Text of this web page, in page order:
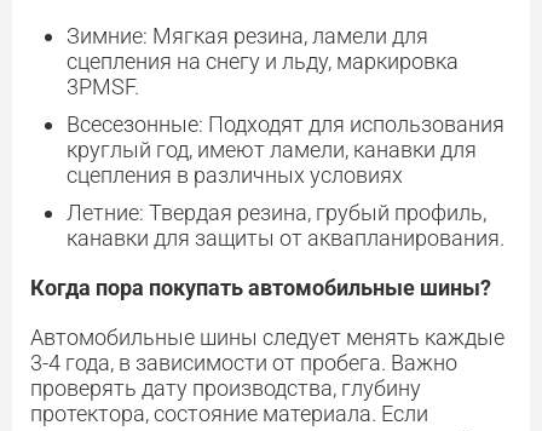
Зимние: Мягкая резина, ламели для
сцепления на снегу и льду, маркировка
3PMSF.
Всесезонные: Подходят для использования
круглый год, имеют ламели, канавки для
сцепления в различных условиях
Летние: Твердая резина, грубый профиль,
канавки для защиты от аквапланирования.
Когда пора покупать автомобильные шины?
Автомобильные шины следует менять каждые
3-4 года, в зависимости от пробега. Важно
проверять дату производства, глубину
протектора, состояние материала. Если